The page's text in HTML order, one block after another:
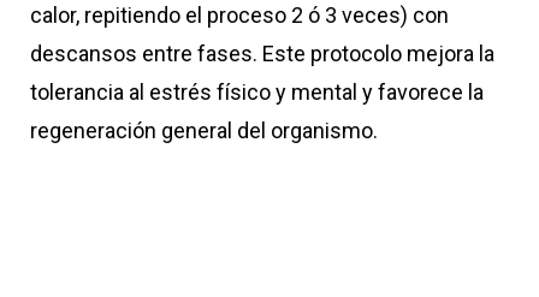
calor, repitiendo el proceso 2 ó 3 veces) con
descansos entre fases. Este protocolo mejora la
tolerancia al estrés físico y mental y favorece la
regeneración general del organismo.